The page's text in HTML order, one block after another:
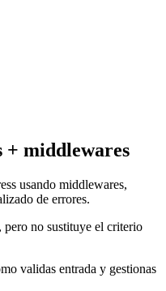
+ middlewares
usando middlewares,
de errores.
pero no sustituye el criterio
validas entrada y gestionas